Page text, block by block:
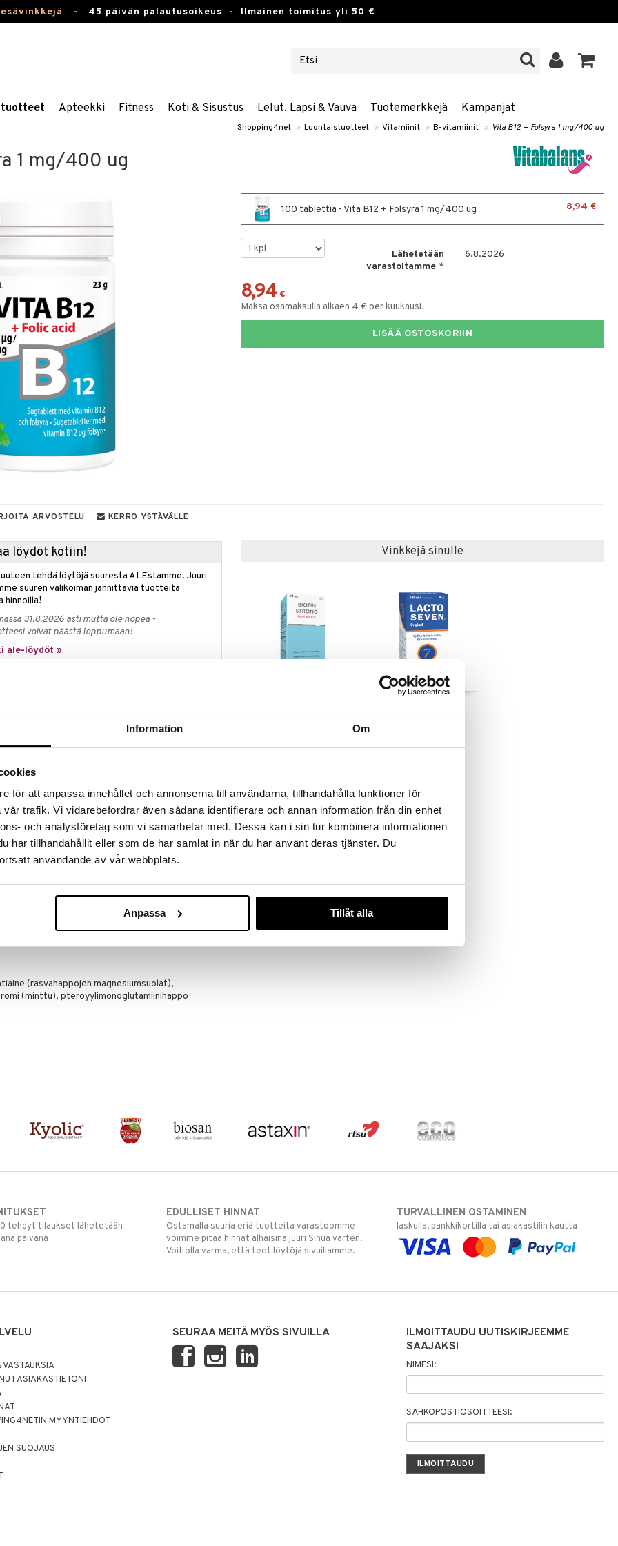
Information Om
för att anpassa innehållet och annonserna till användarna, tillhandahålla funktioner för
trafik. Vi vidarebefordrar även sådana identifierare och annan information från din enhet
och analysföretag som vi samarbetar med. Dessa kan i sin tur kombinera informationen
har tillhandahållit eller som de har samlat in när du har använt deras tjänster. Du
användande av vår webbplats.
Anpassa Tillåt alla
- 45 päivän palautusoikeus - Ilmainen toimitus yli 50 €
Apteekki Fitness Koti & Sisustus Lelut, Lapsi & Vauva Tuotemerkkejä Kampanjat
Shopping4net » Luontaistuotteet » Vitamiinit » B-vitamiinit » Vita B12 + Folsyra 1 mg/400 ug
1 mg/400 ug
100 tablettia - Vita B12 + Folsyra 1 mg/400 ug 8,94 €
Lähetetään
varastoltamme*
6.8.2026
8,94 €
Maksa osamaksulla alkaen 4 € per kuukausi.
LISÄÄ OSTOSKORIIN
ARVOSTELU KERRO YSTÄVÄLLE
löydöt kotiin!
tehdä löytöjä suuresta ALEstamme. Juuri
suuren valikoiman jännittäviä tuotteita
hinnoilla!
31.8.2026 asti mutta ole nopea -
voivat päästä loppumaan!
ale-löydöt »
hermostolle, ja niiden toiminta ja aktiivisuus
B12 ja foolihappo edistävät normaaleja
toiminnoilla tarkoitetaan kognitiivisia
oppimista ja ongelmanratkaisua. Näiden
suuren määrän vitamiinia B12, vitamiini imeytyy
suositellaan, että Vita B12 + Foolihappoa
imeytyisi maksimaalisesti. Foolihappo imeytyy
sulaa hitaasti suussa.
ei korvaa terveellistä elämäntapaa, johon
ruokavalio. Säilytettävä pienten lasten
Säilytettävä kuivassa huoneenlämmössä.
(rasvahappojen magnesiumsuolat),
(minttu), pteroyylimonoglutamiinihappo
Vinkkejä sinulle
8,90 €
VITABALANS
17,90 €
tehdyt tilaukset lähetetään
päivänä
EDULLISET HINNAT
Ostamalla suuria eriä tuotteita varastoomme
voimme pitää hinnat alhaisina juuri Sinua varten!
Voit olla varma, että teet löytöjä sivuillamme.
TURVALLINEN OSTAMINEN
laskulla, pankkikortilla tai asiakastilin kautta
ASIAKASTIETONI
MYYNTIEHDOT
SUOJAUS
SEURAA MEITÄ MYÖS SIVUILLA
ILMOITTAUDU UUTISKIRJEEMME
SAAJAKSI
NIMESI:
SÄHKÖPOSTIOSOITTEESI: